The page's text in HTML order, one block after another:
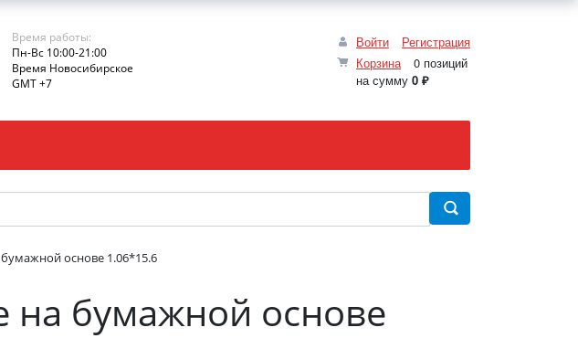
Войти
Регистрация
Корзина
0 позиций
на сумму 0 ₽
Время работы:
Пн-Вс 10:00-21:00
Время Новосибирское
GMT +7
основе 1.06*15.6
на бумажной основе